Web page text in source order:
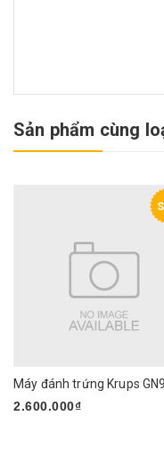
Sản phẩm cùng
Máy đánh trứng Krups
2.600.000₫